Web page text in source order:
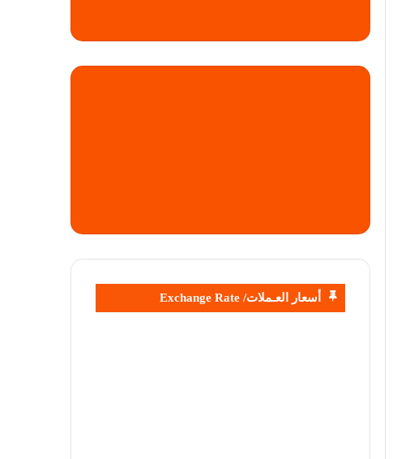
أسعار العـملات/ Exchange Rate